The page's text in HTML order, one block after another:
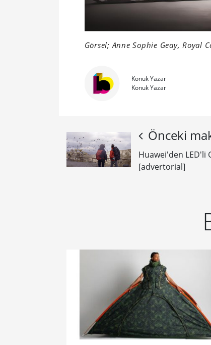
Görsel;Anne Sophie Geay, Royal
Konuk Yazar
Konuk Yazar
Önceki
Huawei'den LED'li
[advertorial]